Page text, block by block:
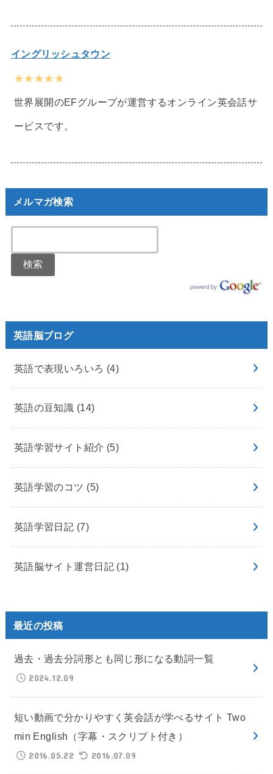
イングリッシュタウン
★★★★★
世界展開のEFグループが運営するオンライン英会話サ
ービスです。
メルマガ検索
英語脳ブログ
英語で表現いろいろ (4)
英語の豆知識 (14)
英語学習サイト紹介 (5)
英語学習のコツ (5)
英語学習日記 (7)
英語脳サイト運営日記 (1)
最近の投稿
過去・過去分詞形とも同じ形になる動詞一覧
2024.12.09
短い動画で分かりやすく英会話が学べるサイト Two
min English（字幕・スクリプト付き）
2016.05.22
2016.07.09